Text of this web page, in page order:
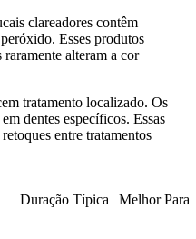
clareadores contêm
Esses produtos
alteram a cor
tratamento localizado. Os
dentes específicos. Essas
entre tratamentos
Duração Típica Melhor Para